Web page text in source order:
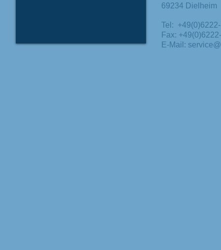
69234 Dielheim
Tel:
Fax:
E-Mail: